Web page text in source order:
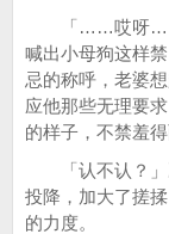
「……哎呀……
喊出小母狗这样禁
忌的称呼，老婆
应他那些无理要求
的样子，不禁羞得
「认不认？」
投降，加大了搓揉
的力度。